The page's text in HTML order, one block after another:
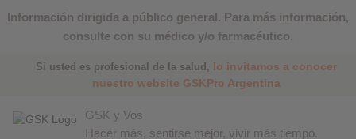
Información dirigida a público general. Para más información,
consulte con su médico y/o farmacéutico.
Si usted es profesional de la salud, lo invitamos a conocer
nuestro website GSKPro Argentina
GSK y Vos
Hacer más, sentirse mejor, vivir más tiempo.